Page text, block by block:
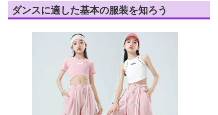
ダンスに適した基本の服装を知ろう